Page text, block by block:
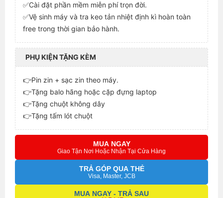
✅Cài đặt phần mềm miễn phí trọn đời.
✅Vệ sinh máy và tra keo tản nhiệt định kì hoàn toàn
free trong thời gian bảo hành.
PHỤ KIỆN TẶNG KÈM
👉Pin zin + sạc zin theo máy.
👉Tặng balo hãng hoặc cặp đựng laptop
👉Tặng chuột không dây
👉Tặng tấm lót chuột
MUA NGAY
Giao Tận Nơi Hoặc Nhận Tại Cửa Hàng
TRẢ GÓP QUA THẺ
Visa, Master, JCB
MUA NGAY - TRẢ SAU